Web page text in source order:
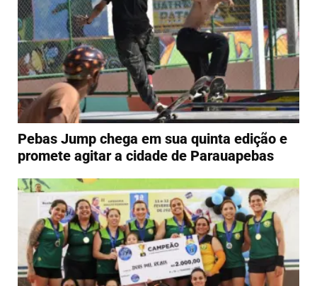
Pebas Jump chega em sua quinta edição e
promete agitar a cidade de Parauapebas